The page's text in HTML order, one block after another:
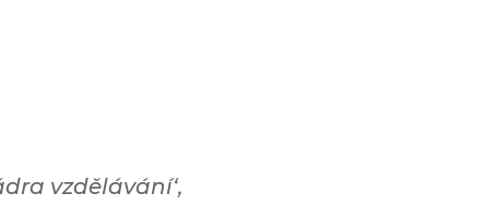
vzdělávání‘,